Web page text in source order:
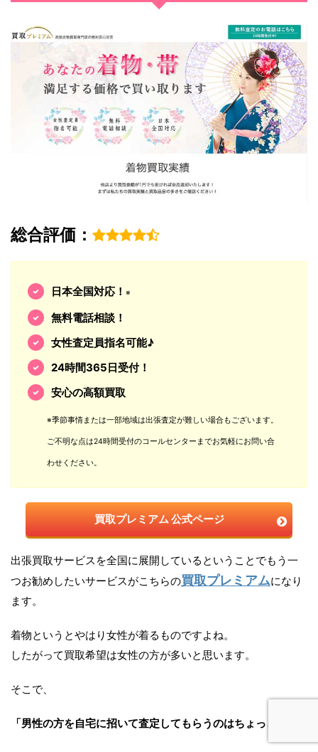
総合評価：
日本全国対応！ ※
無料電話相談！
女性査定員指名可能♪
24時間365日受付！
安心の高額買取
※季節事情または一部地域は出張査定が難しい場合もございます。
ご不明な点は24時間受付のコールセンターまでお気軽にお問い合
わせください。
買取プレミアム 公式ページ
出張買取サービスを全国に展開しているということでもう一
つお勧めしたいサービスがこちらの買取プレミアムになり
ます。
着物というとやはり女性が着るものですよね。
したがって買取希望は女性の方が多いと思います。
そこで、
「男性の方を自宅に招いて査定してもらうのはちょっと…」